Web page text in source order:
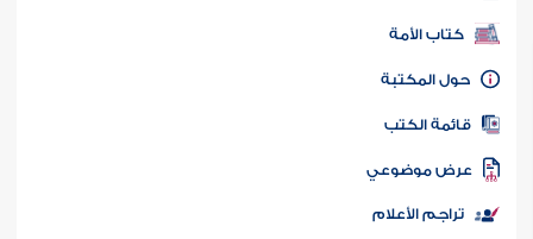
كتب PDF
كتاب الأمة
المكتبة
الكتب
موضوعي